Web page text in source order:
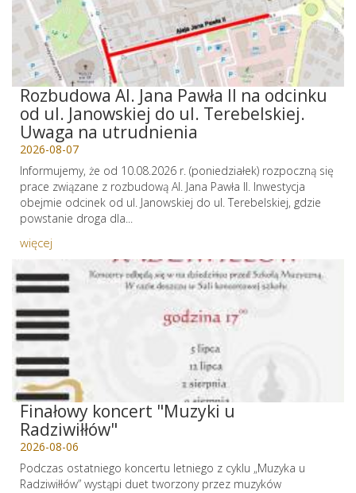
Rozbudowa Al. Jana Pawła II na odcinku
od ul. Janowskiej do ul. Terebelskiej.
Uwaga na utrudnienia
2026-08-07
Informujemy, że od 10.08.2026 r. (poniedziałek) rozpoczną się
prace związane z rozbudową Al. Jana Pawła II. Inwestycja
obejmie odcinek od ul. Janowskiej do ul. Terebelskiej, gdzie
powstanie droga dla...
więcej
Finałowy koncert "Muzyki u
Radziwiłłów"
2026-08-06
Podczas ostatniego koncertu letniego z cyklu „Muzyka u
Radziwiłłów” wystąpi duet tworzony przez muzyków